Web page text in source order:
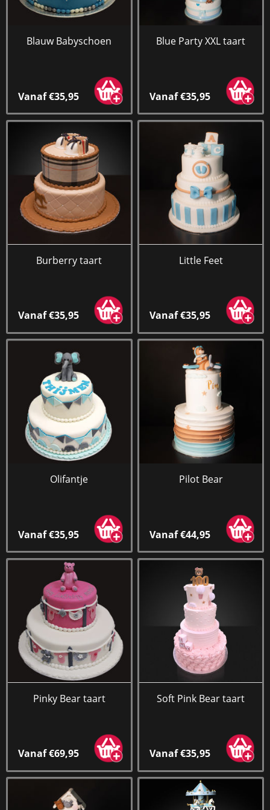
Blauw Babyschoen
Vanaf €35,95
Blue Party XXL taart
Vanaf €35,95
Burberry taart
Vanaf €35,95
Little Feet
Vanaf €35,95
Olifantje
Vanaf €35,95
Pilot Bear
Vanaf €44,95
Pinky Bear taart
Vanaf €69,95
Soft Pink Bear taart
Vanaf €35,95